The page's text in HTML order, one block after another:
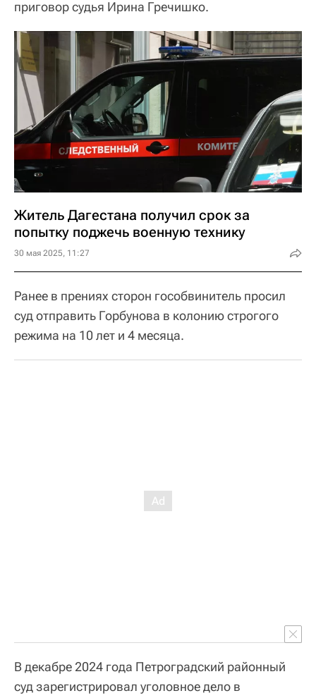
приговор судья Ирина Гречишко.
Житель Дагестана получил срок за
попытку поджечь военную технику
30 мая 2025, 11:27
Ранее в прениях сторон гособвинитель просил
суд отправить Горбунова в колонию строгого
режима на 10 лет и 4 месяца.
В декабре 2024 года Петроградский районный
суд зарегистрировал уголовное дело в